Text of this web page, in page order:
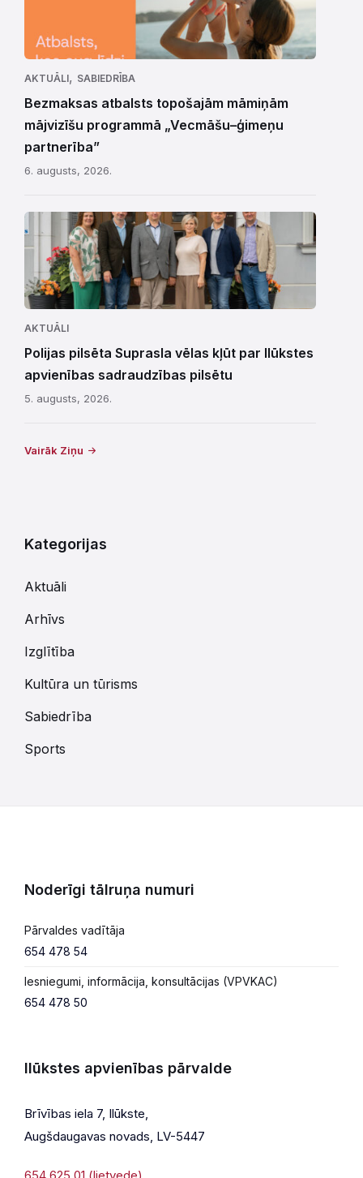
AKTUĀLI, SABIEDRĪBA
Bezmaksas atbalsts topošajām māmiņām
mājvizīšu programmā „Vecmāšu–ģimeņu
partnerība”
6. augusts, 2026.
AKTUĀLI
Polijas pilsēta Suprasla vēlas kļūt par Ilūkstes
apvienības sadraudzības pilsētu
5. augusts, 2026.
Vairāk Ziņu
Kategorijas
Aktuāli
Arhīvs
Izglītība
Kultūra un tūrisms
Sabiedrība
Sports
Noderīgi tālruņa numuri
Pārvaldes vadītāja
654 478 54
Iesniegumi, informācija, konsultācijas (VPVKAC)
654 478 50
Ilūkstes apvienības pārvalde
Brīvības iela 7, Ilūkste,
Augšdaugavas novads, LV-5447